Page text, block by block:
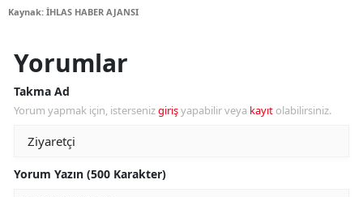
Kaynak: İHLAS HABER AJANSI
Yorumlar
Takma Ad
Yorum yapmak için, istersenizgirişyapabilir veya kayıt olabilirsiniz.
Yorum Yazın (500 Karakter)